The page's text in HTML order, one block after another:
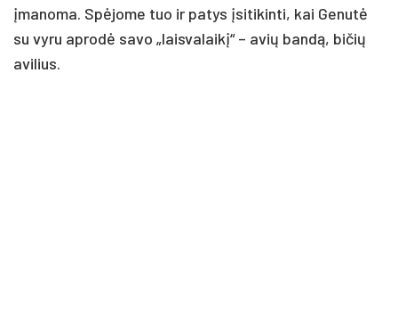
įmanoma. Spėjome tuo ir patys įsitikinti, kai Genutė
su vyru aprodė savo „laisvalaikį“ – avių bandą, bičių
avilius.